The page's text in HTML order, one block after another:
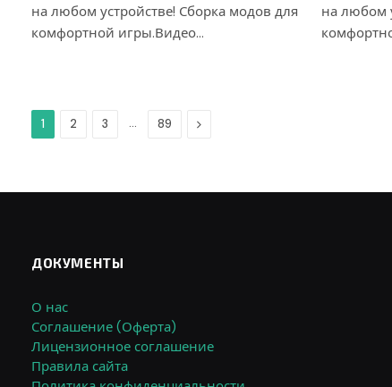
на любом устройстве! Сборка модов для
комфортной игры.Видео…
на любом
1 2 3 … 89 Дальше
ДОКУМЕНТЫ
О нас
Соглашение (Оферта)
Лицензионное соглашение
Правила сайта